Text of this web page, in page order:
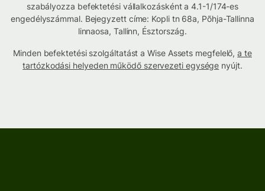
szabályozza befektetési vállalkozásként a 4.1-1/174-es
engedélyszámmal. Bejegyzett címe: Kopli tn 68a, Põhja-Tallinna
linnaosa, Tallinn, Észtország.
Minden befektetési szolgáltatást a Wise Assets megfelelő,a te
tartózkodási helyeden működő szervezeti egysége nyújt.